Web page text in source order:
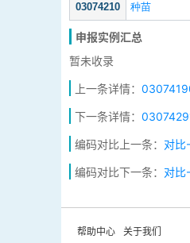
03074210 种苗
申报实例汇总
暂未收录
上一条详情：
下一条详情：
编码对比上一条： 对
编码对比下一条： 对
帮助中心 关于我们